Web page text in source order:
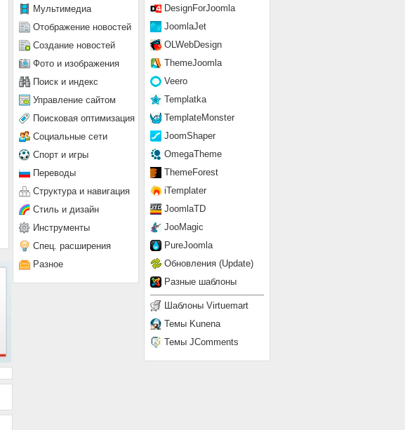
DesignForJoomla
JoomlaJet
OLWebDesign
ThemeJoomla
Veero
Templatka
TemplateMonster
JoomShaper
OmegaTheme
ThemeForest
iTemplater
JoomlaTD
JooMagic
PureJoomla
Обновления (Update)
Разные шаблоны
Шаблоны Virtuemart
Темы Kunena
Темы JComments
Мультимедиа
Отображение новостей
Создание новостей
Фото и изображения
Поиск и индекс
Управление сайтом
Поисковая оптимизация
Социальные сети
Спорт и игры
Переводы
Структура и навигация
Стиль и дизайн
Инструменты
Спец. расширения
Разное